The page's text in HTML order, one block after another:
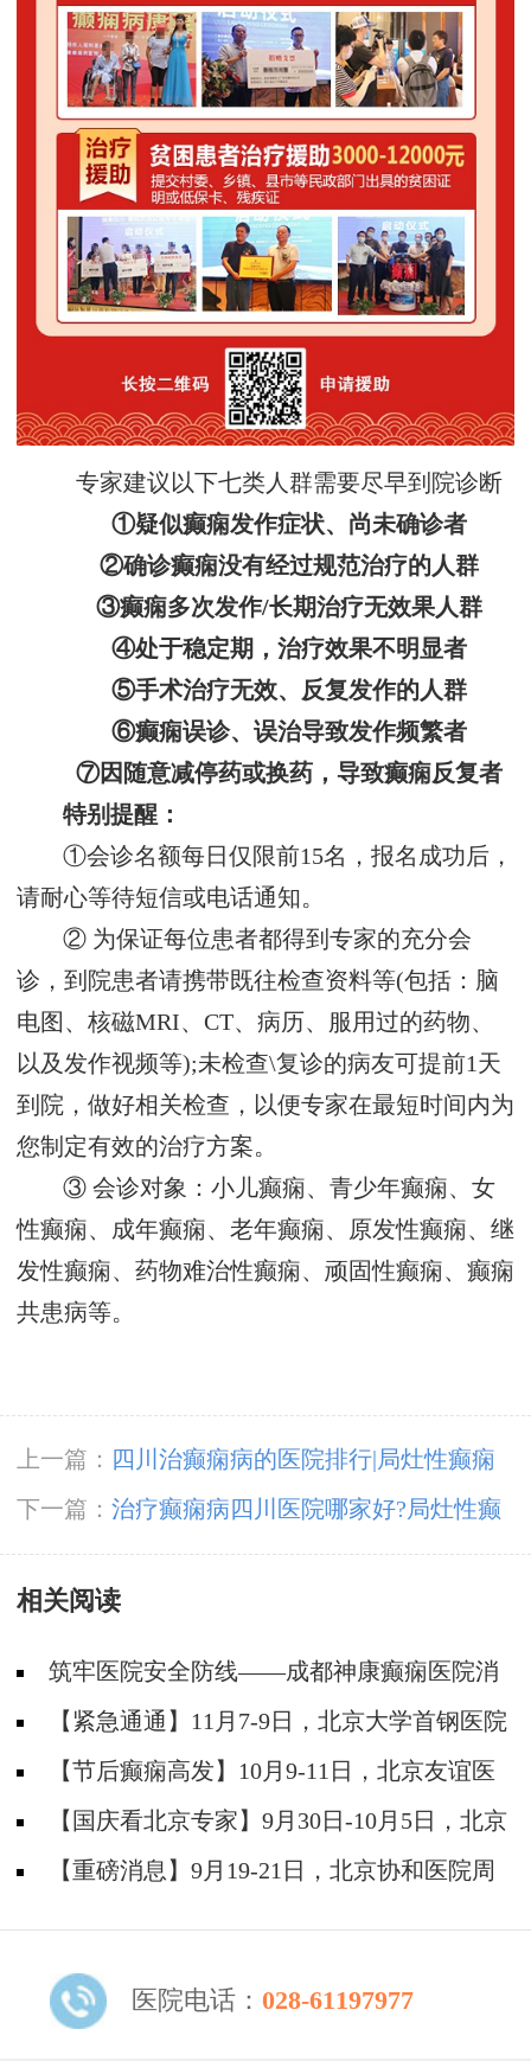
专家建议以下七类人群需要尽早到院诊断
①疑似癫痫发作症状、尚未确诊者
②确诊癫痫没有经过规范治疗的人群
③癫痫多次发作/长期治疗无效果人群
④处于稳定期，治疗效果不明显者
⑤手术治疗无效、反复发作的人群
⑥癫痫误诊、误治导致发作频繁者
⑦因随意减停药或换药，导致癫痫反复者
特别提醒：
①会诊名额每日仅限前15名，报名成功后，
请耐心等待短信或电话通知。
② 为保证每位患者都得到专家的充分会
诊，到院患者请携带既往检查资料等(包括：脑
电图、核磁MRI、CT、病历、服用过的药物、
以及发作视频等);未检查\复诊的病友可提前1天
到院，做好相关检查，以便专家在最短时间内为
您制定有效的治疗方案。
③ 会诊对象：小儿癫痫、青少年癫痫、女
性癫痫、成年癫痫、老年癫痫、原发性癫痫、继
发性癫痫、药物难治性癫痫、顽固性癫痫、癫痫
共患病等。
上一篇：
四川治癫痫病的医院排行|局灶性癫痫
病是怎么引起的?
下一篇： 治疗癫痫病四川医院哪家好?局灶性癫
痫病严重吗?
相关阅读
筑牢医院安全防线——成都神康癫痫医院消
防安全培训纪实
【紧急通通】11月7-9日，北京大学首钢医院
神经内科胡颖教授亲临成都会诊，破解癫痫疑难
【节后癫痫高发】10月9-11日，北京友谊医
院陈葵博士免费会诊+治疗援助，破解癫痫难
题！
【国庆看北京专家】9月30日-10月5日，北京
天坛&首钢医院两大专家蓉城亲诊+癫痫大额救
【重磅消息】9月19-21日，北京协和医院周
线！
医院电话： 028-61197977